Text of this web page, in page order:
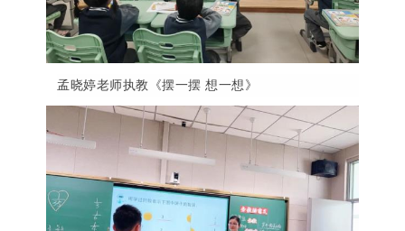
孟晓婷老师执教《摆一摆 想一想》